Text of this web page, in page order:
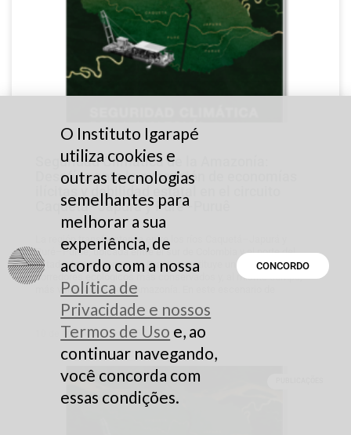
Seguridad Climática de la Amazonía:
Desafíos ante la expansión de economías
ilícitas y debilidad estatal en el circuito
Caquetá–Japurá y Puré–Puruê
La región transfronteriza entre los ríos Caquetá–Japurá y
Puré–Purué, ubicada entre el sur de Colombia y el norte del
estado de Amazonas, en Brasil, constituye uno de los
corredores ecológicos más conservados y, al mismo tiempo,
más vulnerables de la Amazonía. En este escenario de
10 de novembro de 2025
O Instituto Igarapé
utiliza cookies e
outras tecnologias
semelhantes para
melhorar a sua
experiência, de
acordo com a nossa
Política de
Privacidade e nossos
Termos de Uso e, ao
continuar navegando,
você concorda com
essas condições.
CONCORDO